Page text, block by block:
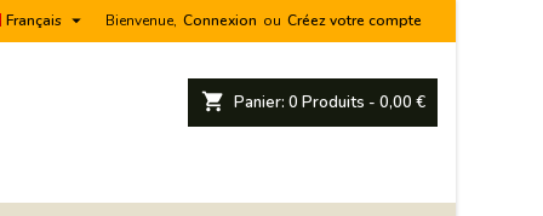
Bienvenue, Connexion ou Créez votre compte
Français 
shopping_cart Panier: 0 Produits - 0,00 €